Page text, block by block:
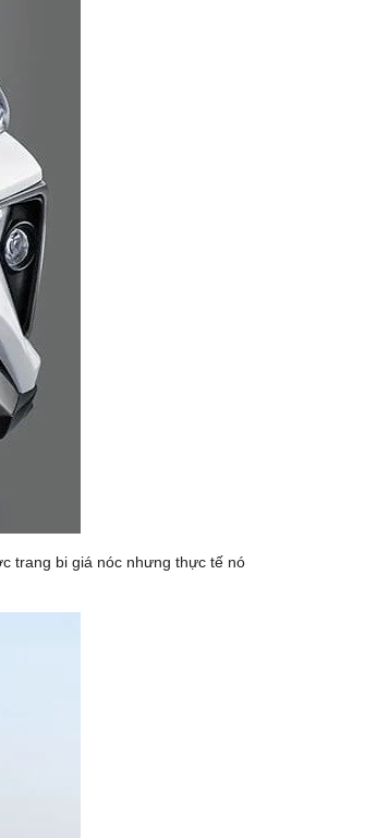
trang bi giá nóc nhưng thực tế nó